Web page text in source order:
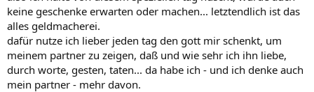
keine geschenke erwarten oder machen... letztendlich ist das
alles geldmacherei.
dafür nutze ich lieber jeden tag den gott mir schenkt, um
meinem partner zu zeigen, daß und wie sehr ich ihn liebe,
durch worte, gesten, taten... da habe ich - und ich denke auch
mein partner - mehr davon.